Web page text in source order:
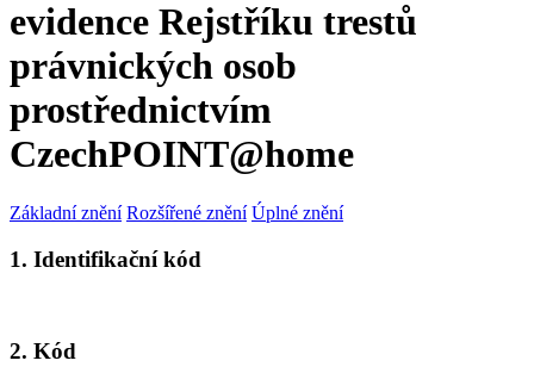
evidence Rejstříku trestů
právnických osob
prostřednictvím
CzechPOINT@home
Základní znění Rozšířené znění Úplné znění
1. Identifikační kód
2. Kód